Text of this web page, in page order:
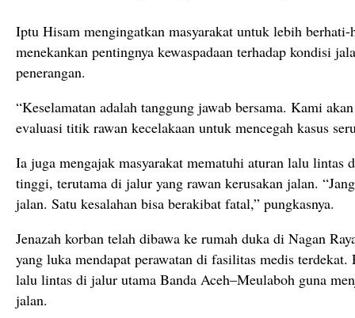
Iptu Hisam mengingatkan masyarakat untuk lebih berhati-
menekankan pentingnya kewaspadaan terhadap kondisi
penerangan.
“Keselamatan adalah tanggung jawab bersama. Kami
evaluasi titik rawan kecelakaan untuk mencegah kasus
Ia juga mengajak masyarakat mematuhi aturan lalu lintas
tinggi, terutama di jalur yang rawan kerusakan jalan.
jalan. Satu kesalahan bisa berakibat fatal,” pungkasnya.
Jenazah korban telah dibawa ke rumah duka di Nagan
yang luka mendapat perawatan di fasilitas medis
lalu lintas di jalur utama Banda Aceh–Meulaboh guna
jalan.